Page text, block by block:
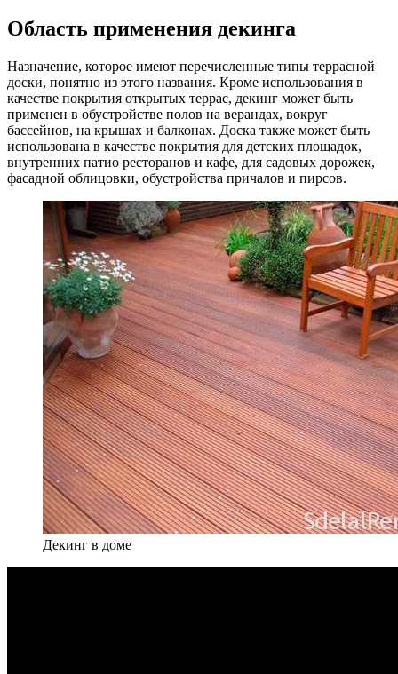
Область применения декинга
Назначение, которое имеют перечисленные типы террасной
доски, понятно из этого названия. Кроме использования в
качестве покрытия открытых террас, декинг может быть
применен в обустройстве полов на верандах, вокруг
бассейнов, на крышах и балконах. Доска также может быть
использована в качестве покрытия для детских площадок,
внутренних патио ресторанов и кафе, для садовых дорожек,
фасадной облицовки, обустройства причалов и пирсов.
Декинг в доме